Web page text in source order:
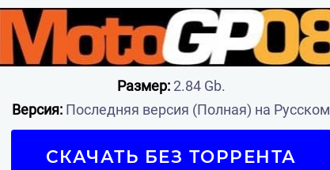
Размер:2.84 Gb.
Версия: Последняя версия (Полная) на Русском
СКАЧАТЬ БЕЗ ТОРРЕНТА